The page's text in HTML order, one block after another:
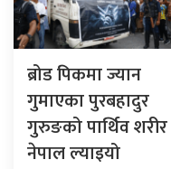
ब्रोड पिकमा ज्यान
गुमाएका पुरबहादुर
गुरुङको पार्थिव शरीर
नेपाल ल्याइयो